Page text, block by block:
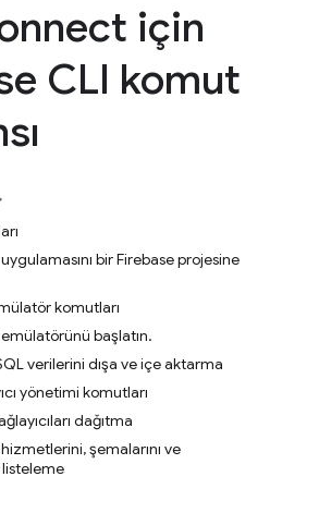
için
CLI komut
bir Firebase projesine
komutları
başlatın.
verilerini dışa ve içe aktarma
yönetimi komutları
dağıtma
şemalarını ve
listeleme